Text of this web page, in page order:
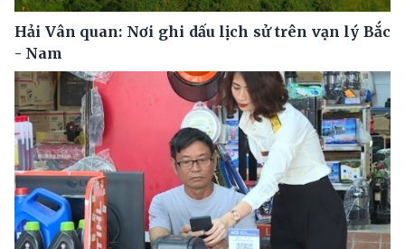
Hải Vân quan: Nơi ghi dấu lịch sử trên vạn lý Bắc
- Nam